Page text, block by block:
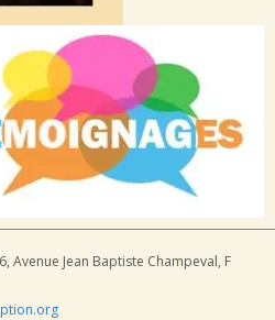
Avenue Jean Baptiste Champeval, F